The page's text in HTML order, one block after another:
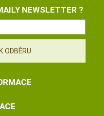
NEWSLETTER ?